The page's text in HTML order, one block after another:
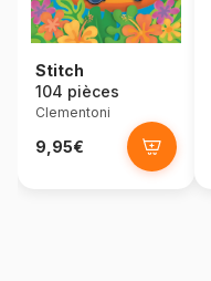
Stitch
104 pièces
Clementoni
9,95€